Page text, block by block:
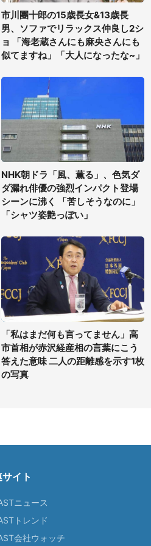
市川團十郎の15歳長女&13歳長
男、ソファでリラックス仲良し2シ
ョ 「海老蔵さんにも麻央さんにも
似てますね」「大人になったな~」
NHK朝ドラ「風、薫る」、色気ダ
ダ漏れ俳優の強烈インパクト登場
シーンに沸く 「苦しそうなのに」
「シャツ姿艶っぽい」
「私はまだ何も言ってません」高
市首相が赤沢経産相の言葉にこう
答えた意味 二人の距離感を示す1枚
の写真
サイト
ニュース
トレンド
会社ウォッチ